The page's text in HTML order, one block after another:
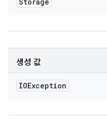
생성 값
IOException